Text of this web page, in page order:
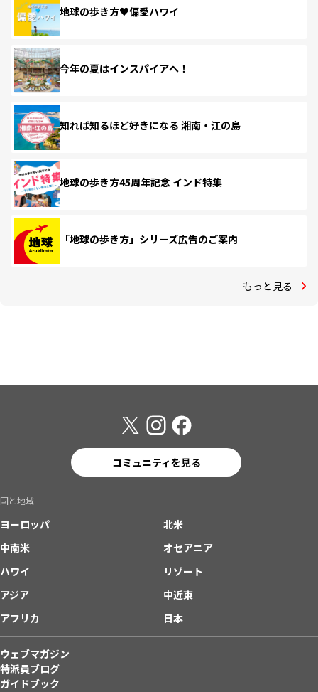
地球の歩き方♥偏愛ハワイ
今年の夏はインスパイアへ！
知れば知るほど好きになる 湘南・江の島
地球の歩き方45周年記念 インド特集
「地球の歩き方」シリーズ広告のご案内
もっと見る
コミュニティを見る
国と地域
ヨーロッパ
北米
中南米
オセアニア
ハワイ
リゾート
アジア
中近東
アフリカ
日本
ウェブマガジン
特派員ブログ
ガイドブック